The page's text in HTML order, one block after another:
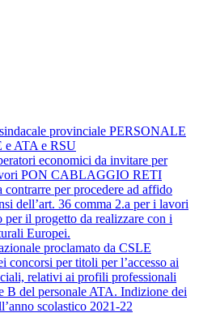
provinciale PERSONALE
ATA e RSU
economici da invitare per
PON CABLAGGIO RETI
contrarre per procedere ad affido
dell’art. 36 comma 2.a per i lavori
per il progetto da realizzare con i
Europei.
proclamato da CSLE
concorsi per titoli per l’accesso ai
relativi ai profili professionali
B del personale ATA. Indizione dei
scolastico 2021-22